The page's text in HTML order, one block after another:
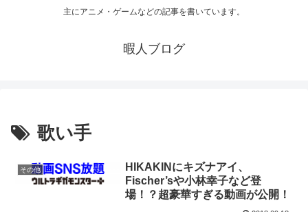
主にアニメ・ゲームなどの記事を書いています。
暇人ブログ
歌い手
その他
HIKAKINにキズナアイ、
Fischer’sや小林幸子など登
場！？超豪華すぎる動画が公開！